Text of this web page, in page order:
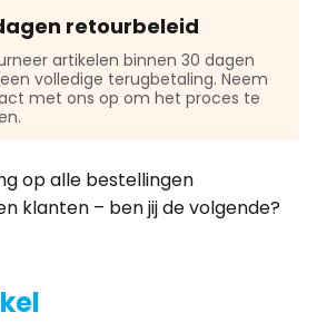
retourbeleid
artikelen binnen 30 dagen
volledige terugbetaling. Neem
met ons op om het proces te
op alle bestellingen
klanten – ben jij de volgende?